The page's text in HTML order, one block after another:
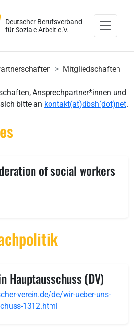
Deutscher Berufsverband
für Soziale Arbeit e.V.
Mitgliedschaften
Ansprechpartner*innen und
bitte an kontakt(at)dbsh(dot)net.
of social workers
Hauptausschuss (DV)
verein.de/de/wir-ueber-uns-
1312.html